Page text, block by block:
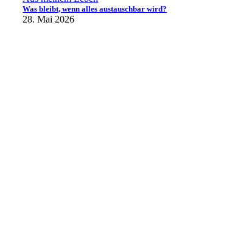
Was bleibt, wenn alles austauschbar wird?
28. Mai 2026